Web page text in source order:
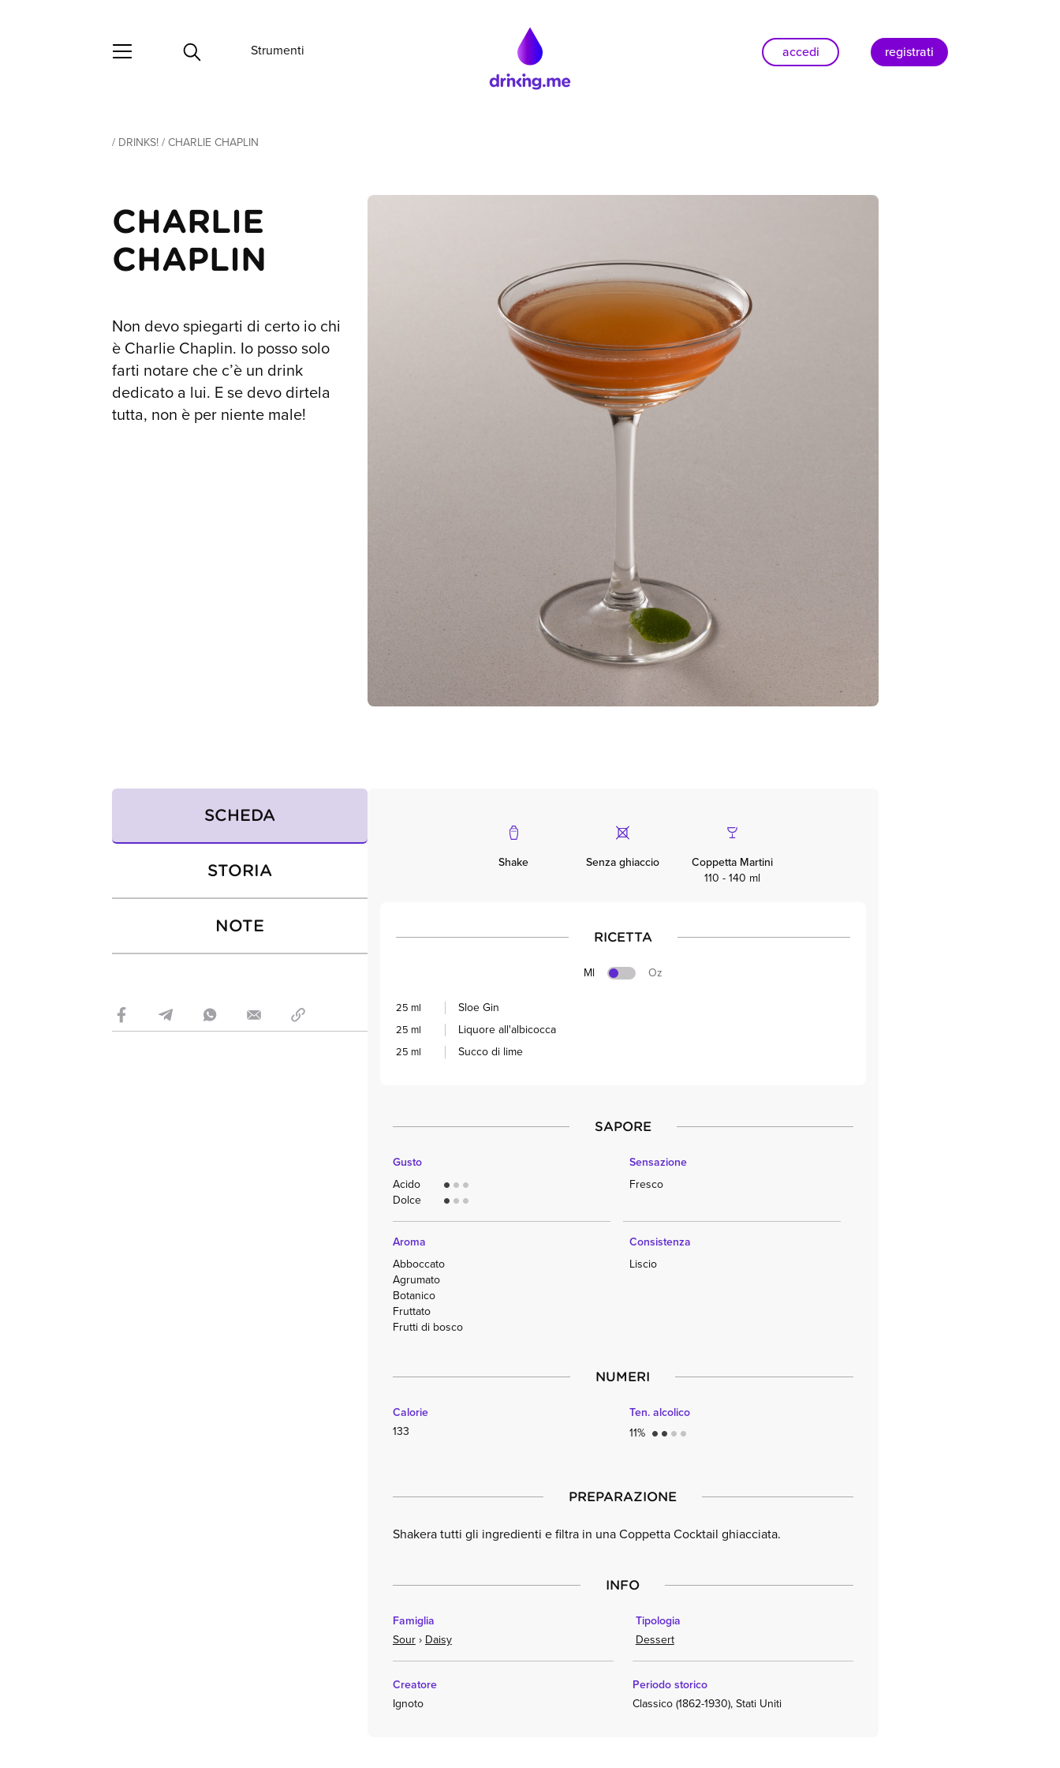
Strumenti accedi registrati
/ DRINKS!/CHARLIE CHAPLIN
CHARLIE
CHAPLIN
Non devo spiegarti di certo io chi
è Charlie Chaplin. Io posso solo
farti notare che c’è un drink
dedicato a lui. E se devo dirtela
tutta, non è per niente male!
SCHEDA
STORIA
NOTE
Shake Senza ghiaccio
Coppetta Martini
110 - 140 ml
RICETTA
Ml Oz
25 ml Sloe Gin
25 ml Liquore all'albicocca
25 ml Succo di lime
SAPORE
Gusto
Acido
circle circle circle
Dolce circle circle circle
Sensazione
Fresco
Aroma
Abboccato
Agrumato
Botanico
Fruttato
Frutti di bosco
Consistenza
Liscio
NUMERI
Calorie
133
Ten. alcolico
11%
circle circle circle circle
PREPARAZIONE
Shakera tutti gli ingredienti e filtra in una Coppetta Cocktail ghiacciata.
INFO
Famiglia
Sour› Daisy
Tipologia
Dessert
Creatore
Ignoto
Periodo storico
Classico (1862-1930), Stati Uniti